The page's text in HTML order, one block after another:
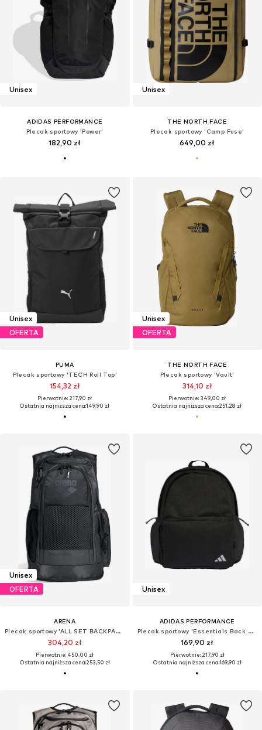
Unisex
ADIDAS PERFORMANCE
Plecak sportowy 'Power'
182,90 zł
Unisex
THE NORTH FACE
Plecak sportowy 'Camp Fuse'
649,00 zł
Unisex
OFERTA
PUMA
Plecak sportowy 'TECH Roll Top'
154,32 zł
Pierwotnie: 217,90 zł
Ostatnia najniższa cena:149,90 zł
Unisex
OFERTA
THE NORTH FACE
Plecak sportowy 'Vault'
314,10 zł
Pierwotnie: 349,00 zł
Ostatnia najniższa cena:251,28 zł
Unisex
OFERTA
ARENA
Plecak sportowy 'ALL SET BACKPACK 45L'
304,20 zł
Pierwotnie: 450,00 zł
Ostatnia najniższa cena:253,50 zł
Unisex
ADIDAS PERFORMANCE
Plecak sportowy 'Essentials Back To School'
169,90 zł
Pierwotnie: 217,90 zł
Ostatnia najniższa cena:169,90 zł